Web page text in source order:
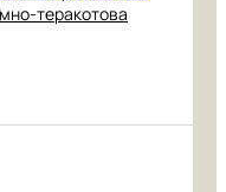
теракотова